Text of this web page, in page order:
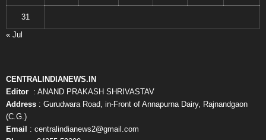
31
« Jul
CENTRALINDIANEWS.IN
Editor : ANAND PRAKASH SHRIVASTAV
Address : Gurudwara Road, in-Front of Annapurna Dairy, Rajnandgaon
(C.G.)
Email
: centralindianews2@gmail.com